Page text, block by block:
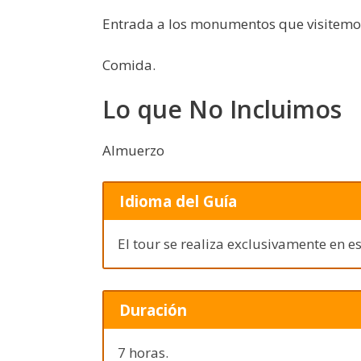
Entrada a los monumentos que
Comida.
Lo que No Incluimos
Almuerzo
Idioma del Guía
El tour se realiza exclusivamente en
Duración
7 horas.